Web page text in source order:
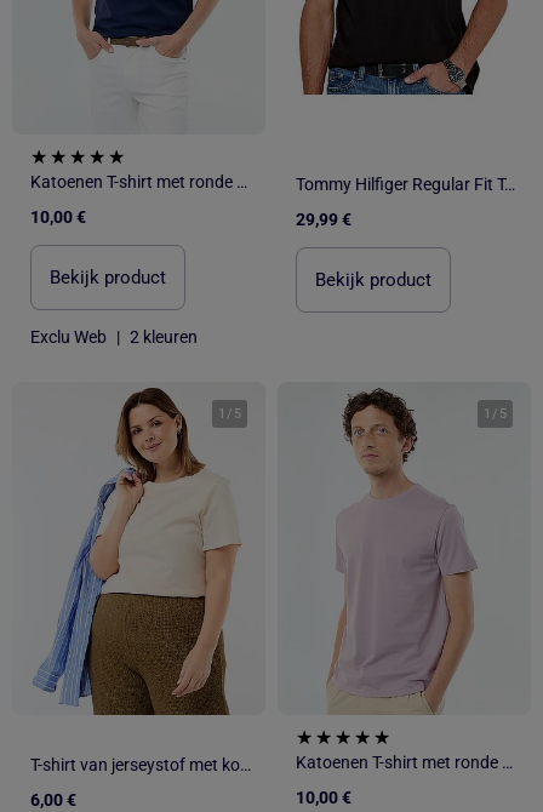
Katoenen T-shirt met ronde hals
10,00 €
Bekijk product
Exclu Web | 2 kleuren
Tommy Hilfiger Regular Fit T-shirt Zwart voor Heren
29,99 €
Bekijk product
1 / 5
T-shirt van jerseystof met korte mouwen
6,00 €
1 / 5
Katoenen T-shirt met ronde hals
10,00 €